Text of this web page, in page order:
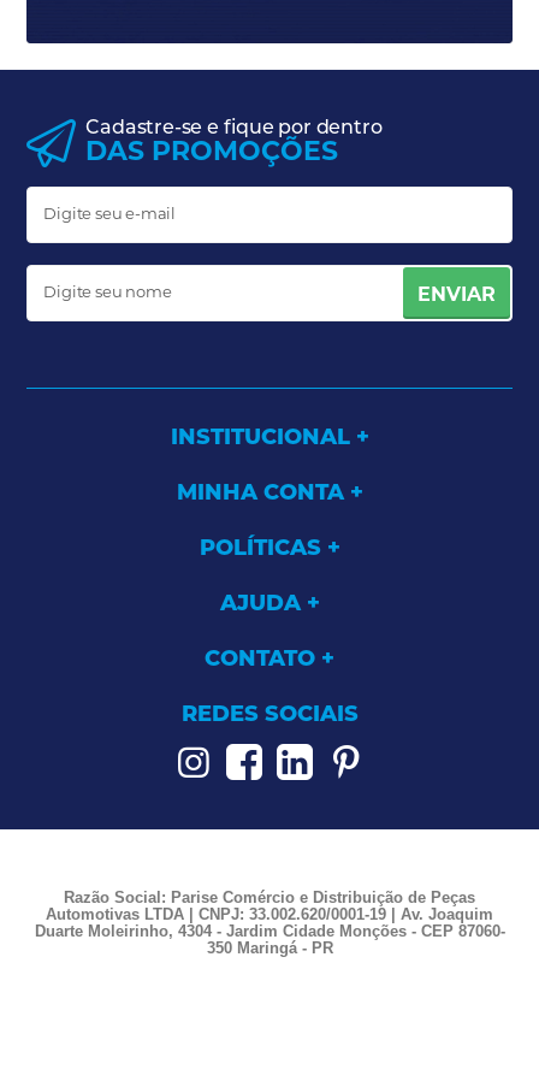
Cadastre-se e fique por dentro
DAS PROMOÇÕES
ENVIAR
INSTITUCIONAL
MINHA CONTA
POLÍTICAS
AJUDA
CONTATO
REDES SOCIAIS
Razão Social: Parise Comércio e Distribuição de Peças
Automotivas LTDA | CNPJ: 33.002.620/0001-19 | Av. Joaquim
Duarte Moleirinho, 4304 - Jardim Cidade Monções - CEP 87060-
350 Maringá - PR